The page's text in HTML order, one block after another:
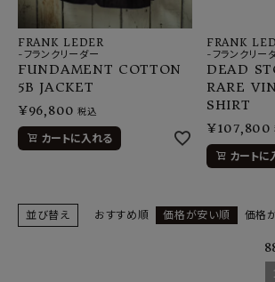
FRANK LEDER
-フランクリーダー
FUNDAMENT COTTON
5B JACKET
¥96,800 税込
カートに入れる
FRANK
-フランクリー
DEAD
RARE
SHIRT
¥107,800
カートに
並び替え おすすめ順 価格が安い順 価格